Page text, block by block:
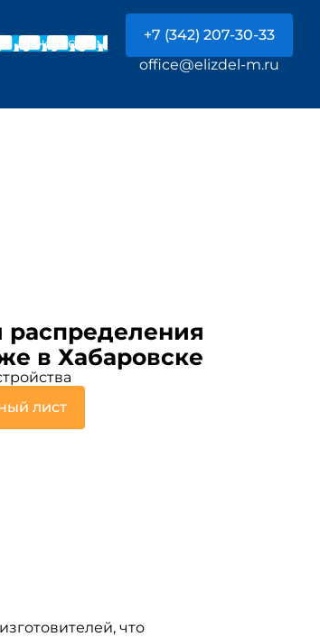
инженером
+7 (342) 207-30-33
office@elizdel-m.ru
в Хабаровске
лист
что